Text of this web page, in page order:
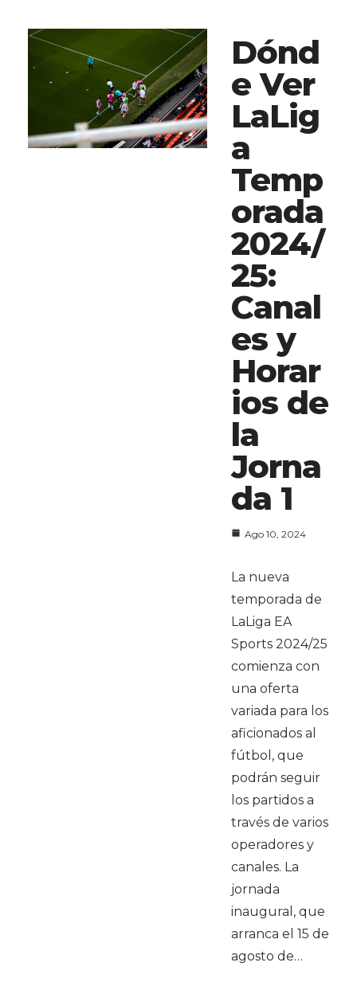
Dónd
e Ver
LaLig
a
Temp
orada
2024/
25:
Canal
es y
Horar
ios de
la
Jorna
da 1
Ago 10, 2024
La nueva
temporada de
LaLiga EA
Sports 2024/25
comienza con
una oferta
variada para los
aficionados al
fútbol, que
podrán seguir
los partidos a
través de varios
operadores y
canales. La
jornada
inaugural, que
arranca el 15 de
agosto de…